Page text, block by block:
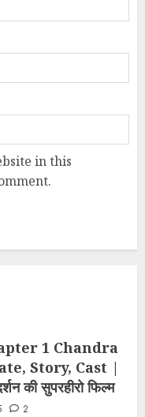
in this
1 Chandra
Story, Cast |
की सुपरहीरो फिल्म
2